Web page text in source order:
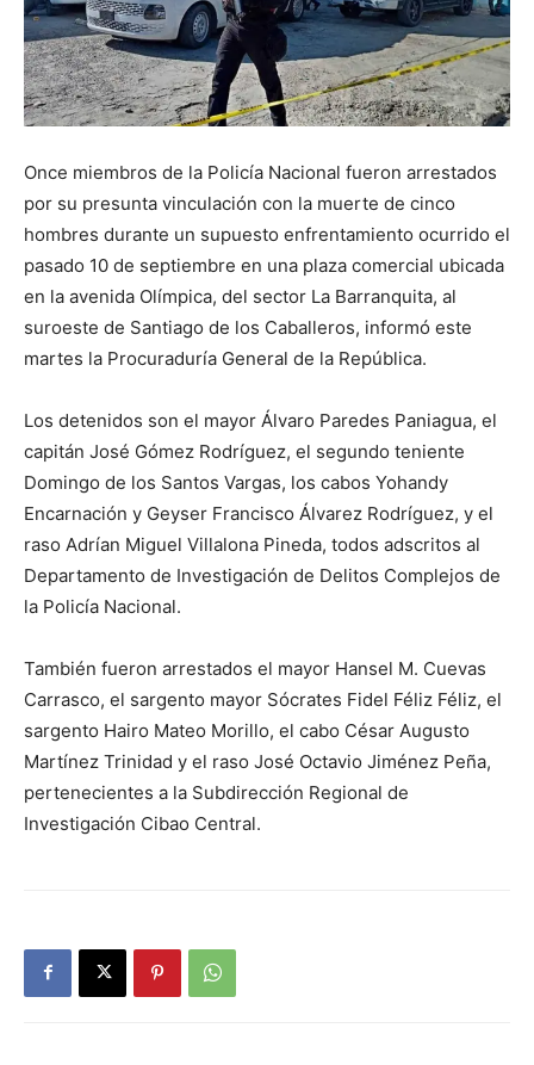
Once miembros de la Policía Nacional fueron arrestados
por su presunta vinculación con la muerte de cinco
hombres durante un supuesto enfrentamiento ocurrido el
pasado 10 de septiembre en una plaza comercial ubicada
en la avenida Olímpica, del sector La Barranquita, al
suroeste de Santiago de los Caballeros, informó este
martes la Procuraduría General de la República.
Los detenidos son el mayor Álvaro Paredes Paniagua, el
capitán José Gómez Rodríguez, el segundo teniente
Domingo de los Santos Vargas, los cabos Yohandy
Encarnación y Geyser Francisco Álvarez Rodríguez, y el
raso Adrían Miguel Villalona Pineda, todos adscritos al
Departamento de Investigación de Delitos Complejos de
la Policía Nacional.
También fueron arrestados el mayor Hansel M. Cuevas
Carrasco, el sargento mayor Sócrates Fidel Féliz Féliz, el
sargento Hairo Mateo Morillo, el cabo César Augusto
Martínez Trinidad y el raso José Octavio Jiménez Peña,
pertenecientes a la Subdirección Regional de
Investigación Cibao Central.